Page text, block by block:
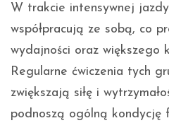
W trakcie intensywnej
współpracują ze sobą, co
wydajności oraz większego
Regularne ćwiczenia tych
zwiększają siłę i
podnoszą ogólną kondycję